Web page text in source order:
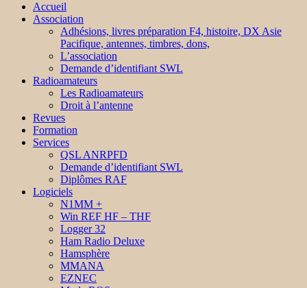
Accueil
Association
Adhésions, livres préparation F4, histoire, DX Asie
Pacifique, antennes, timbres, dons,
L’association
Demande d’identifiant SWL
Radioamateurs
Les Radioamateurs
Droit à l’antenne
Revues
Formation
Services
QSL ANRPFD
Demande d’identifiant SWL
Diplômes RAF
Logiciels
N1MM +
Win REF HF – THF
Logger 32
Ham Radio Deluxe
Hamsphère
MMANA
EZNEC